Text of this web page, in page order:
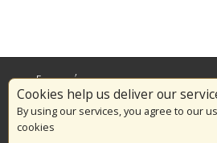
Cookies help us deliver our
By using our services, you agree to our
cookies
Επικαιρότητα
Το Πυροσβεστικό Σώμα